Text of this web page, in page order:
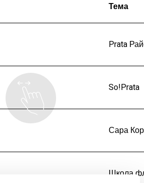
Тема
Prata
So!Prata
Сара
Школа